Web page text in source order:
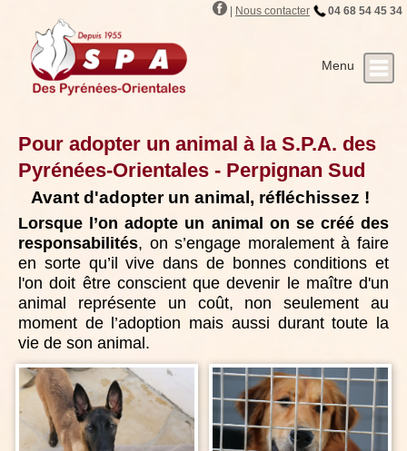
Nous contacter 04 68 54 45 34
Pour adopter un animal à la S.P.A. des
Pyrénées-Orientales - Perpignan Sud
Avant d'adopter un animal, réfléchissez !
Lorsque l’on adopte un animal on se créé des
responsabilités, on s’engage moralement à faire
en sorte qu’il vive dans de bonnes conditions et
l'on doit être conscient que devenir le maître d'un
animal représente un coût, non seulement au
moment de l’adoption mais aussi durant toute la
vie de son animal.